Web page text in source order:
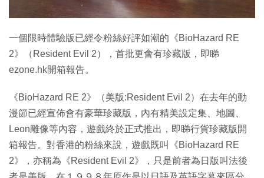
一個限時體驗版已經令粉絲好評如潮的《BioHazard RE
2》（Resident Evil 2），首批更會有珍藏版，即睇
ezone.hk開箱報告。
《BioHazard RE 2》（美版:Resident Evil 2）在去年的動
漫節已經宣佈會有豪華珍藏版，內有精美設定集、地圖、
Leon雕像等內容，遊戲終於正式推出，即睇行貨珍藏版開
箱報告。對香港的粉絲來說，遊戲既叫《BioHazard RE
2》，亦稱為《Resident Evil 2》，只是前者為日版叫法後